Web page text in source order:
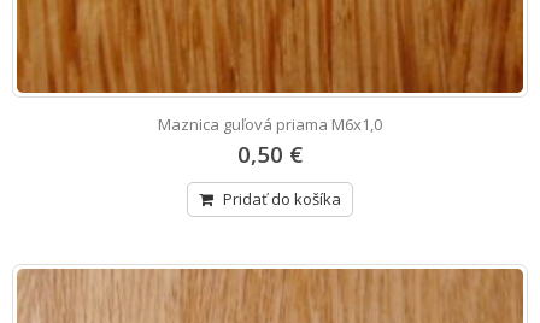
Maznica guľová priama M6x1,0
0,50 €
Pridať do košíka